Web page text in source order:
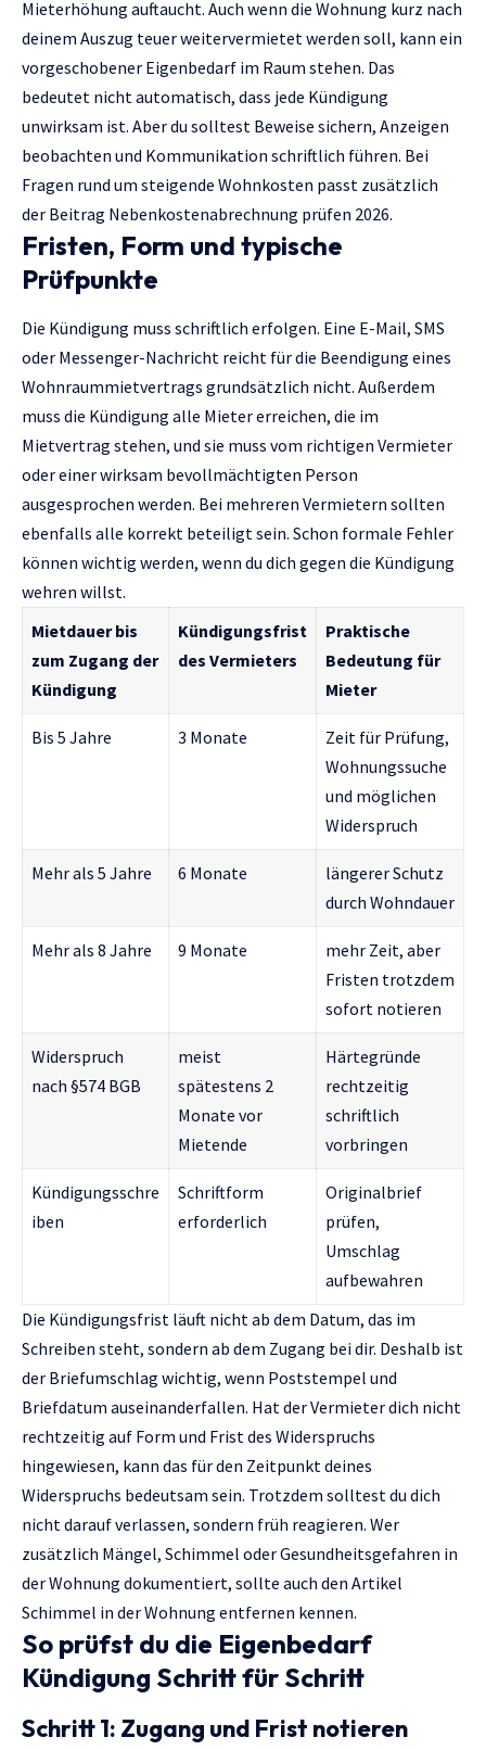
Mieterhöhung auftaucht. Auch wenn die Wohnung kurz nach
deinem Auszug teuer weitervermietet werden soll, kann ein
vorgeschobener Eigenbedarf im Raum stehen. Das
bedeutet nicht automatisch, dass jede Kündigung
unwirksam ist. Aber du solltest Beweise sichern, Anzeigen
beobachten und Kommunikation schriftlich führen. Bei
Fragen rund um steigende Wohnkosten passt zusätzlich
der Beitrag Nebenkostenabrechnung prüfen 2026.
Fristen, Form und typische
Prüfpunkte
Die Kündigung muss schriftlich erfolgen. Eine E-Mail, SMS
oder Messenger-Nachricht reicht für die Beendigung eines
Wohnraummietvertrags grundsätzlich nicht. Außerdem
muss die Kündigung alle Mieter erreichen, die im
Mietvertrag stehen, und sie muss vom richtigen Vermieter
oder einer wirksam bevollmächtigten Person
ausgesprochen werden. Bei mehreren Vermietern sollten
ebenfalls alle korrekt beteiligt sein. Schon formale Fehler
können wichtig werden, wenn du dich gegen die Kündigung
wehren willst.
Mietdauer bis
zum Zugang der
Kündigung
Kündigungsfrist
des Vermieters
Praktische
Bedeutung für
Mieter
Bis 5 Jahre 3 Monate
Zeit für Prüfung,
Wohnungssuche
und möglichen
Widerspruch
Mehr als 5 Jahre 6 Monate
längerer Schutz
durch Wohndauer
Mehr als 8 Jahre 9 Monate
mehr Zeit, aber
Fristen trotzdem
sofort notieren
Widerspruch
nach §574 BGB
meist
spätestens 2
Monate vor
Mietende
Härtegründe
rechtzeitig
schriftlich
vorbringen
Kündigungsschre
iben
Schriftform
erforderlich
Originalbrief
prüfen,
Umschlag
aufbewahren
Die Kündigungsfrist läuft nicht ab dem Datum, das im
Schreiben steht, sondern ab dem Zugang bei dir. Deshalb ist
der Briefumschlag wichtig, wenn Poststempel und
Briefdatum auseinanderfallen. Hat der Vermieter dich nicht
rechtzeitig auf Form und Frist des Widerspruchs
hingewiesen, kann das für den Zeitpunkt deines
Widerspruchs bedeutsam sein. Trotzdem solltest du dich
nicht darauf verlassen, sondern früh reagieren. Wer
zusätzlich Mängel, Schimmel oder Gesundheitsgefahren in
der Wohnung dokumentiert, sollte auch den Artikel
Schimmel in der Wohnung entfernen kennen.
So prüfst du die Eigenbedarf
Kündigung Schritt für Schritt
Schritt 1: Zugang und Frist notieren